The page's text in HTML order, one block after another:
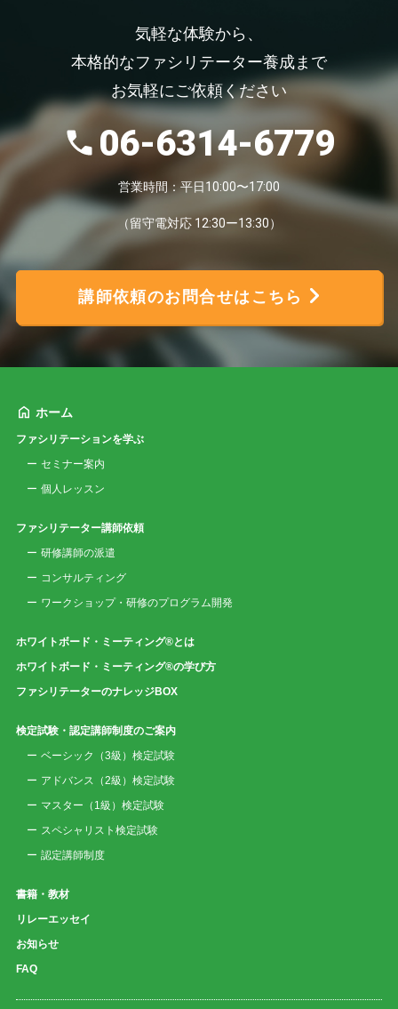
気軽な体験から、
本格的なファシリテーター養成まで
お気軽にご依頼ください
06-6314-6779
営業時間：平日10:00〜17:00
（留守電対応 12:30ー13:30）
講師依頼のお問合せはこちら
ホーム
ファシリテーションを学ぶ
セミナー案内
個人レッスン
ファシリテーター講師依頼
研修講師の派遣
コンサルティング
ワークショップ・研修のプログラム開発
ホワイトボード・ミーティング®とは
ホワイトボード・ミーティング®の学び方
ファシリテーターのナレッジBOX
検定試験・認定講師制度のご案内
ベーシック（3級）検定試験
アドバンス（2級）検定試験
マスター（1級）検定試験
スペシャリスト検定試験
認定講師制度
書籍・教材
リレーエッセイ
お知らせ
FAQ